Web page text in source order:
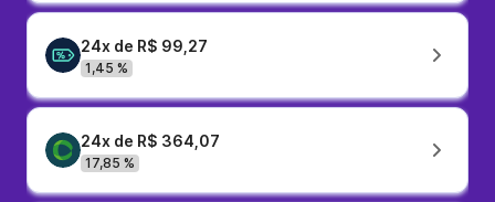
24x de R$ 99,27
1,45 %
24x de R$ 364,07
17,85 %